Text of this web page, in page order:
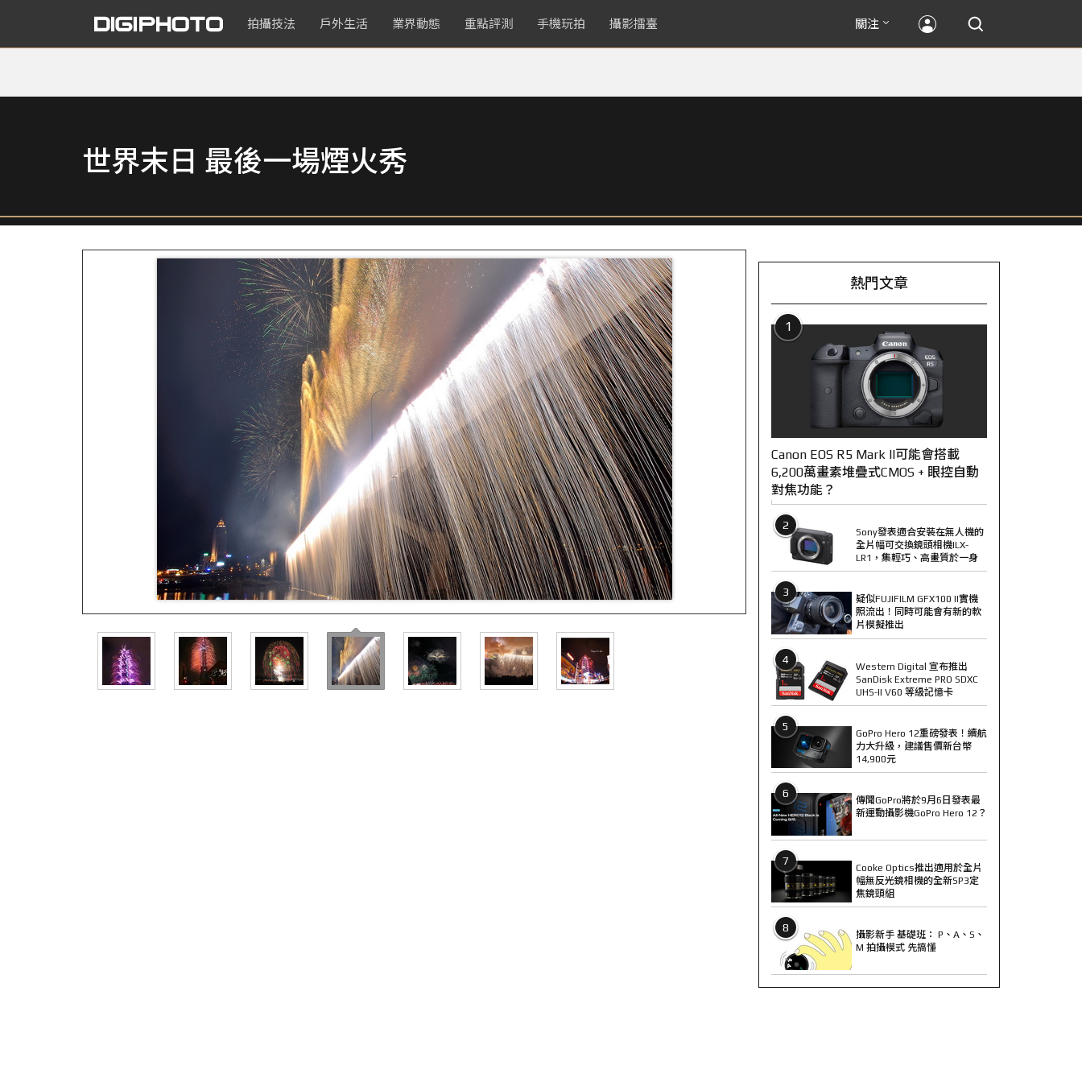
拍攝技法 戶外生活 業界動態 重點評測 手機玩拍 攝影擂臺 關注
世界末日 最後一場煙火秀
熱門文章
1
Canon EOS R5 Mark II可能會搭載
6,200萬畫素堆疊式CMOS + 眼控自動
對焦功能？
2
Sony發表適合安裝在無人機的
全片幅可交換鏡頭相機ILX-
LR1，集輕巧、高畫質於一身
3
疑似FUJIFILM GFX100 II實機
照流出！同時可能會有新的軟
片模擬推出
4
Western Digital 宣布推出
SanDisk Extreme PRO SDXC
UHS-II V60 等級記憶卡
5
GoPro Hero 12重磅發表！續航
力大升級，建議售價新台幣
14,900元
6
傳聞GoPro將於9月6日發表最
新運動攝影機GoPro Hero 12？
7
Cooke Optics推出適用於全片
幅無反光鏡相機的全新SP3定
焦鏡頭組
8
攝影新手 基礎班： P、A、S、
M 拍攝模式 先搞懂